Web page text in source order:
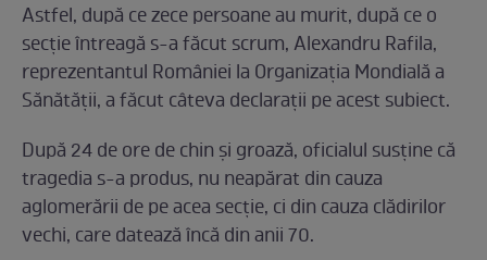
Astfel, după ce zece persoane au murit, după ce o
secție întreagă s-a făcut scrum, Alexandru Rafila,
reprezentantul României la Organizația Mondială a
Sănătății, a făcut câteva declarații pe acest subiect.
După 24 de ore de chin și groază, oficialul susține că
tragedia s-a produs, nu neapărat din cauza
aglomerării de pe acea secție, ci din cauza clădirilor
vechi, care datează încă din anii 70.